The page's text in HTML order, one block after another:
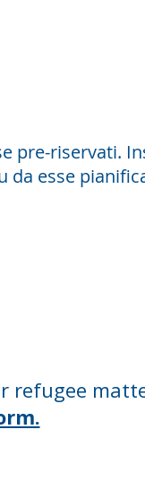
pre-riservati.
da esse
refugee